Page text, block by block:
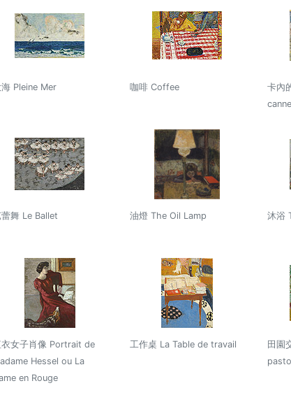
海 Pleine Mer 咖啡 Coffee
卡內
舞 Le Ballet 油燈 The Oil Lamp 沐浴
衣女子肖像 Portrait de
Hessel ou La
en Rouge
工作桌 La Table de travail
田園